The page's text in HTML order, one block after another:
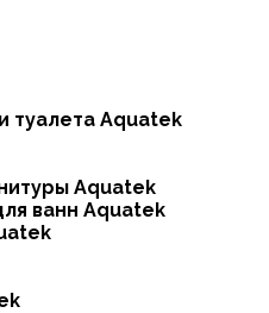
туалета Aquatek
Aquatek
ванн Aquatek